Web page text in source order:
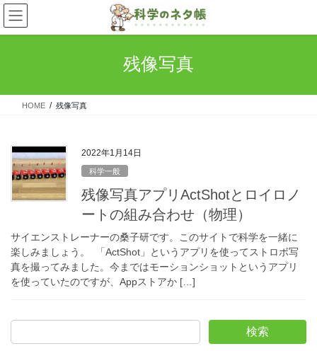
コ
ン
テ
ス
ナ
ビ
ゲ
ン
残像写真
HOME 残像写真
2022年1月14日
科学一般
残像写真アプリActShotとロイロノ
ートの組み合わせ（物理）
サイエンストレーナーの桑子研です。このサイトで科学を一緒に
楽しみましょう。 「ActShot」というアプリを使ってストロボ写
真を撮ってみました。今まではモーションショットというアプリ
を使っていたのですが、Appストアか […]
検索